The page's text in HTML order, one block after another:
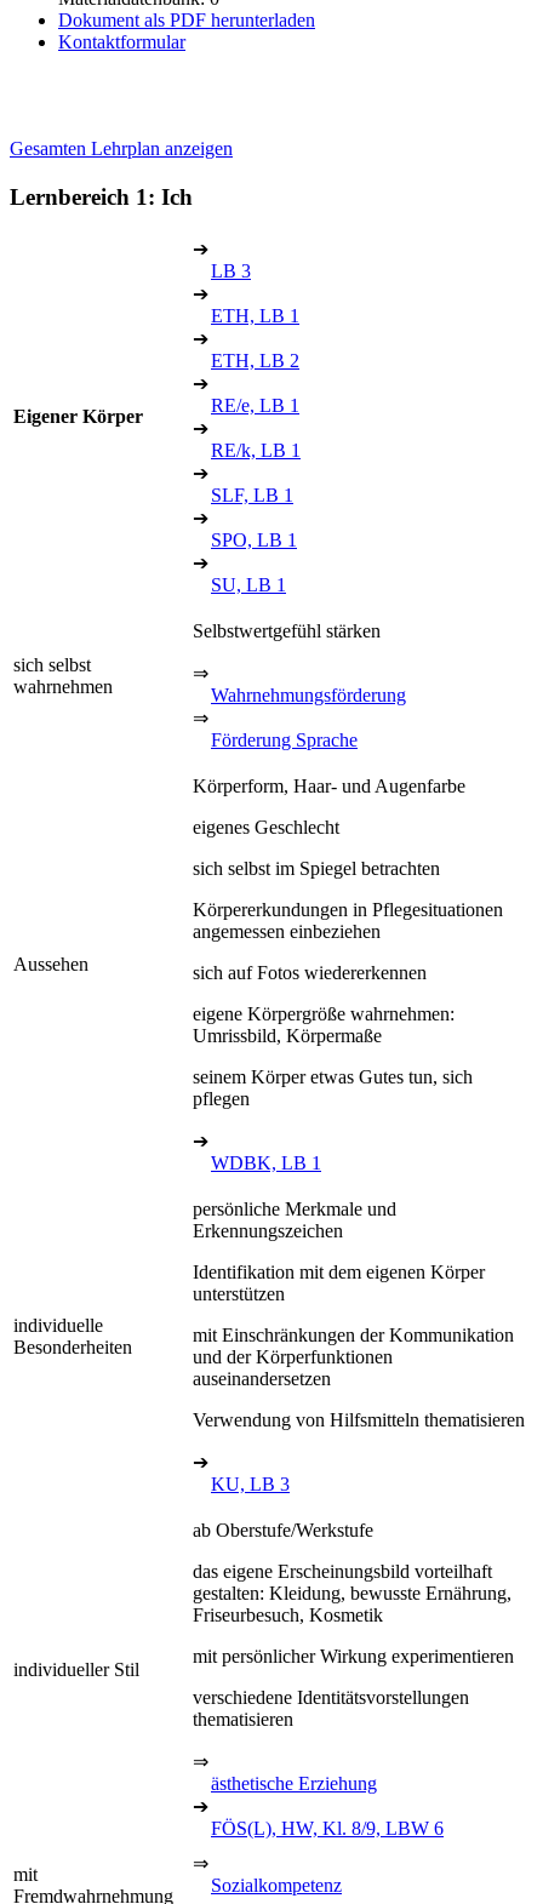
Dokument als PDF herunterladen
Kontaktformular
Gesamten Lehrplan anzeigen
Lernbereich 1: Ich
Eigener Körper
➔
LB 3
➔
ETH, LB 1
➔
ETH, LB 2
➔
RE/e, LB 1
➔
RE/k, LB 1
➔
SLF, LB 1
➔
SPO, LB 1
➔
SU, LB 1
sich selbst
wahrnehmen
Selbstwertgefühl stärken
⇒
Wahrnehmungsförderung
⇒
Förderung Sprache
Aussehen
Körperform, Haar- und Augenfarbe
eigenes Geschlecht
sich selbst im Spiegel betrachten
Körpererkundungen in Pflegesituationen
angemessen einbeziehen
sich auf Fotos wiedererkennen
eigene Körpergröße wahrnehmen:
Umrissbild, Körpermaße
seinem Körper etwas Gutes tun, sich
pflegen
➔
WDBK, LB 1
individuelle
Besonderheiten
persönliche Merkmale und
Erkennungszeichen
Identifikation mit dem eigenen Körper
unterstützen
mit Einschränkungen der Kommunikation
und der Körperfunktionen
auseinandersetzen
Verwendung von Hilfsmitteln thematisieren
➔
KU, LB 3
individueller Stil
ab Oberstufe/Werkstufe
das eigene Erscheinungsbild vorteilhaft
gestalten: Kleidung, bewusste Ernährung,
Friseurbesuch, Kosmetik
mit persönlicher Wirkung experimentieren
verschiedene Identitätsvorstellungen
thematisieren
⇒
ästhetische Erziehung
➔
FÖS(L), HW, Kl. 8/9, LBW 6
mit
Fremdwahrnehmung
⇒
Sozialkompetenz